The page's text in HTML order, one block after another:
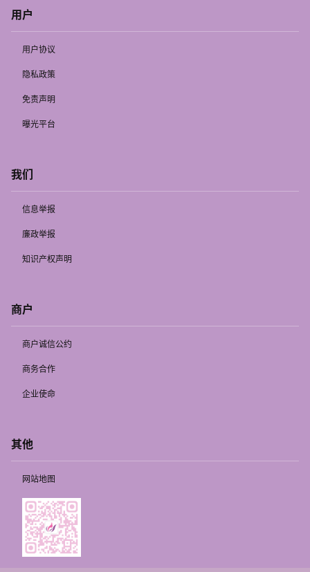
用户
用户协议
隐私政策
免责声明
曝光平台
我们
信息举报
廉政举报
知识产权声明
商户
商户诚信公约
商务合作
企业使命
其他
网站地图